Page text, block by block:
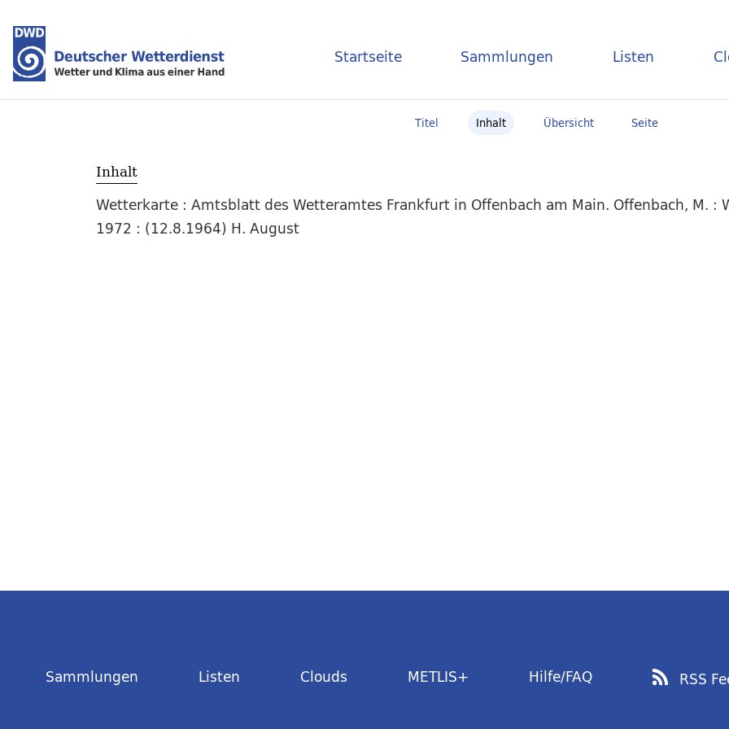
Startseite Sammlungen Listen
Titel Inhalt Übersicht Seite
Inhalt
Wetterkarte : Amtsblatt des Wetteramtes Frankfurt in Offenbach am Main. Offenbach, M.
1972 : (12.8.1964) H. August
Sammlungen Listen Clouds METLIS+ Hilfe/FAQ RSS